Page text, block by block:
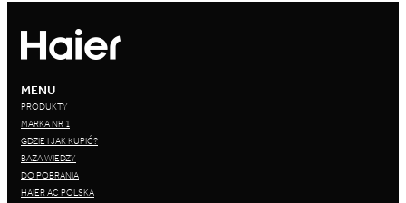
MENU
PRODUKTY
MARKA NR 1
GDZIE I JAK KUPIĆ?
BAZA WIEDZY
DO POBRANIA
HAIER AC POLSKA